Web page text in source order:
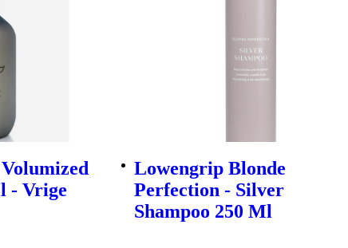
- Vrige
Lowengrip Blonde
Perfection - Silver
Shampoo 250 Ml